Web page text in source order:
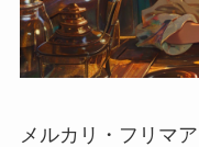
メルカリ・フリマ